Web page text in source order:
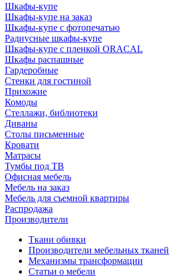
Шкафы-купе
Шкафы-купе на заказ
Шкафы-купе с фотопечатью
Радиусные шкафы-купе
Шкафы-купе с пленкой ORACAL
Шкафы распашные
Гардеробные
Стенки для гостиной
Прихожие
Комоды
Стеллажи, библиотеки
Диваны
Столы письменные
Кровати
Матрасы
Тумбы под ТВ
Офисная мебель
Мебель на заказ
Мебель для съемной квартиры
Распродажа
Производители
Ткани обивки
Производители мебельных тканей
Механизмы трансформации
Статьи о мебели